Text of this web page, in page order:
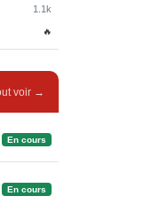
1.1k
🔥
voir →
En cours
En cours